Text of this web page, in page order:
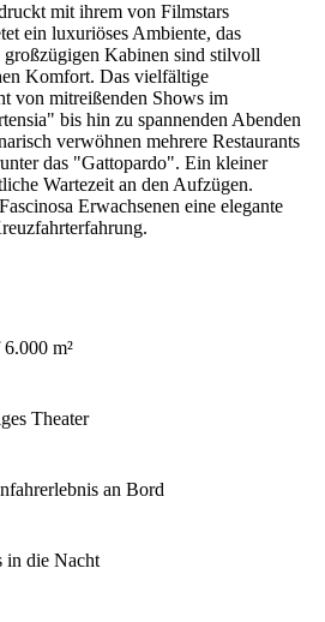
mit ihrem von Filmstars
ein luxuriöses Ambiente, das
Kabinen sind stilvoll
Komfort. Das vielfältige
von mitreißenden Shows im
bis hin zu spannenden Abenden
verwöhnen mehrere Restaurants
das "Gattopardo". Ein kleiner
Wartezeit an den Aufzügen.
Erwachsenen eine elegante
6.000 m²
Theater
an Bord
in die Nacht